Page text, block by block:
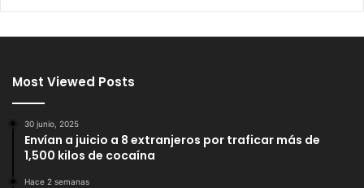
Most Viewed Posts
30 junio, 2025
Envían a juicio a 8 extranjeros por traficar más de
1,500 kilos de cocaína
Hace 2 semanas